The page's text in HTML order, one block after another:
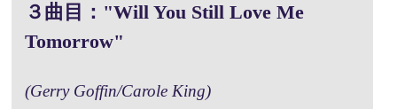
３曲目："Will You Still Love Me
Tomorrow"
(Gerry Goffin/Carole King)